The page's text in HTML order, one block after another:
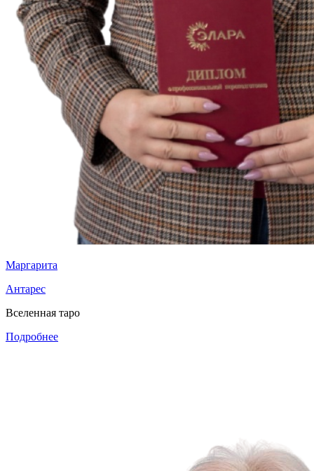
Маргарита
Антарес
Вселенная таро
Подробнее